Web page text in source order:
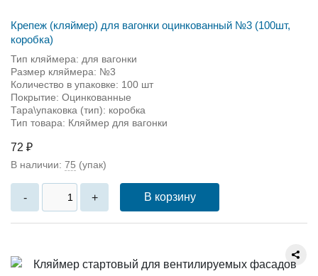
Крепеж (кляймер) для вагонки оцинкованный №3 (100шт,
коробка)
Тип кляймера: для вагонки
Размер кляймера: №3
Количество в упаковке: 100 шт
Покрытие: Оцинкованные
Тара\упаковка (тип): коробка
Тип товара: Кляймер для вагонки
72 ₽
В наличии: 75 (упак)
- + В корзину